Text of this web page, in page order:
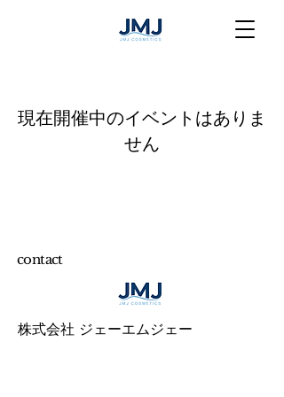
現在開催中のイベントはありま
せん
contact
株式会社 ジェーエムジェー